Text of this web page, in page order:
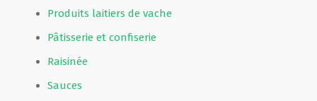
Produits laitiers de vache
Pâtisserie et confiserie
Raisinée
Sauces